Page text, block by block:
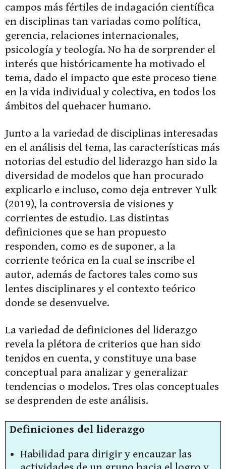
campos más fértiles de indagación científica
en disciplinas tan variadas como política,
gerencia, relaciones internacionales,
psicología y teología. No ha de sorprender el
interés que históricamente ha motivado el
tema, dado el impacto que este proceso tiene
en la vida individual y colectiva, en todos los
ámbitos del quehacer humano.
Junto a la variedad de disciplinas interesadas
en el análisis del tema, las características más
notorias del estudio del liderazgo han sido la
diversidad de modelos que han procurado
explicarlo e incluso, como deja entrever Yulk
(2019), la controversia de visiones y
corrientes de estudio. Las distintas
definiciones que se han propuesto
responden, como es de suponer, a la
corriente teórica en la cual se inscribe el
autor, además de factores tales como sus
lentes disciplinares y el contexto teórico
donde se desenvuelve.
La variedad de definiciones del liderazgo
revela la plétora de criterios que han sido
tenidos en cuenta, y constituye una base
conceptual para analizar y generalizar
tendencias o modelos. Tres olas conceptuales
se desprenden de este análisis.
Definiciones del liderazgo
Habilidad para dirigir y encauzar las